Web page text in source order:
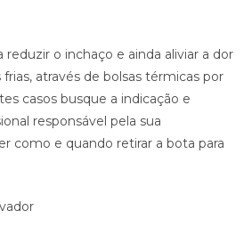
reduzir o inchaço e ainda aliviar a dor
através de bolsas térmicas por
casos busque a indicação e
responsável pela sua
como e quando retirar a bota para